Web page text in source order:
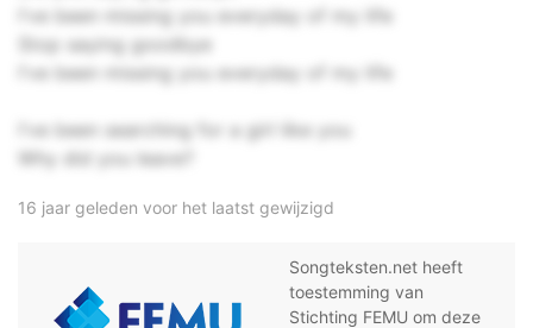
I've been missing you everyday of my life
Stop saying goodbye
I've been missing you everyday of my life
I've been searching for a girl like you
Why did you leave?
16 jaar geleden voor het laatst gewijzigd
Songteksten.net heeft
toestemming van
Stichting FEMU om deze